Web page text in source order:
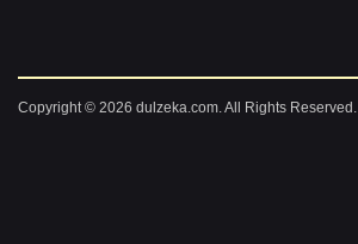
Copyright © 2026 dulzeka.com. All Rights Reserved.